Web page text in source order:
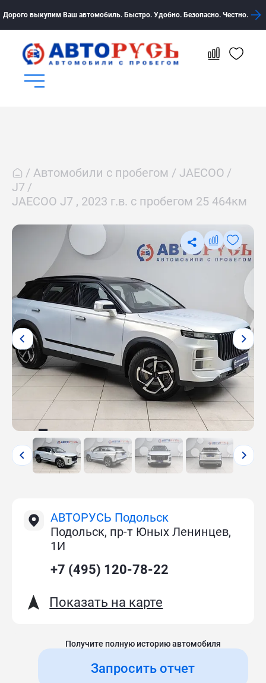
Дорого выкупим Ваш автомобиль. Быстро. Удобно. Безопасно. Честно.
Автомобили с пробегом
JAECOO
J7
JAECOO J7 , 2023 г.в. с пробегом 25 464км
АВТОРУСЬ Подольск
Подольск, пр-т Юных Ленинцев,
1И
+7 (495) 120-78-22
Показать на карте
Получите полную историю автомобиля
Запросить отчет